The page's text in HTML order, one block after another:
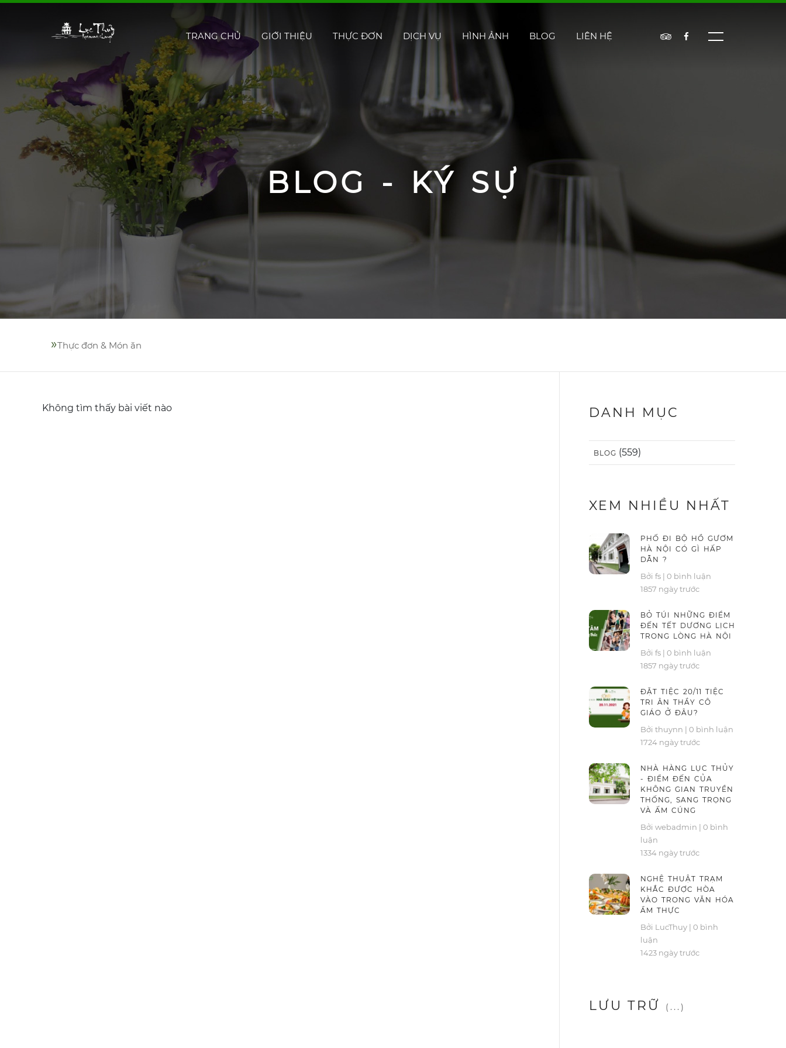
TRANG CHỦ GIỚI THIỆU THỰC ĐƠN DỊCH VỤ HÌNH ẢNH BLOG LIÊN HỆ
BLOG - KÝ SỰ
»Thực đơn & Món ăn
Không tìm thấy bài viết nào DANH MỤC
BLOG (559)
XEM NHIỀU NHẤT
PHỐ ĐI BỘ HỒ GƯƠM
HÀ NỘI CÓ GÌ HẤP
DẪN ?
Bởi fs | 0 bình luận
1857 ngày trước
BỎ TÚI NHỮNG ĐIỂM
ĐẾN TẾT DƯƠNG LỊCH
TRONG LÒNG HÀ NỘI
Bởi fs | 0 bình luận
1857 ngày trước
ĐẶT TIỆC 20/11 TIỆC
TRI ÂN THẦY CÔ
GIÁO Ở ĐÂU?
Bởi thuynn | 0 bình luận
1724 ngày trước
NHÀ HÀNG LỤC THỦY
- ĐIỂM ĐẾN CỦA
KHÔNG GIAN TRUYỀN
THỐNG, SANG TRỌNG
VÀ ẤM CÚNG
Bởi webadmin | 0 bình
luận
1334 ngày trước
NGHỆ THUẬT TRẠM
KHẮC ĐƯỢC HÒA
VÀO TRONG VĂN HÓA
ẨM THỰC
Bởi LucThuy | 0 bình
luận
1423 ngày trước
LƯU TRỮ (...)